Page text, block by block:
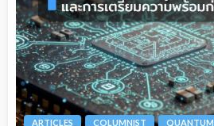
ARTICLES COLUMNIST
QUANTUM